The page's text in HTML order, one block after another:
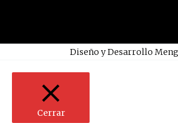
Diseño y Desarrollo
Cerrar